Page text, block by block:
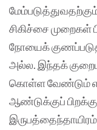
சிகிச்சை
நோயைக்
அல்ல. இந்தக்
கொள்ள வேண்டும்
ஆண்டுக்குப்